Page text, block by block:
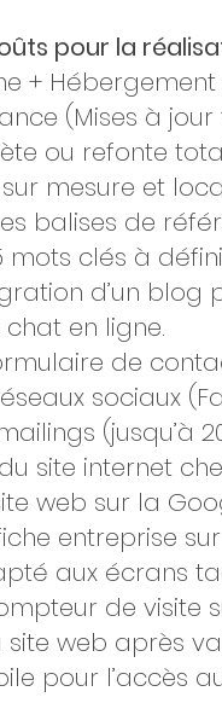
pour la
+ Hébergement
(Mises à
ou refonte
mesure et
balises de
mots clés à
d’un blog
en ligne.
de
sociaux
(jusqu’à
site internet
web sur la
entreprise
aux écrans
de visite
site web après
pour l’accès